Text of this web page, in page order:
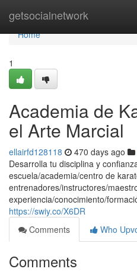
getsocialnetwork
Home
Home
1
Academia de
el Arte Marcial
ellairfd128118 470 days ago
Desarrolla tu disciplina y
escuela/academia/centro de
entrenadores/instructores/
experiencia/conocimiento/
https://swiy.co/X6DR
Comments
Who
Comments